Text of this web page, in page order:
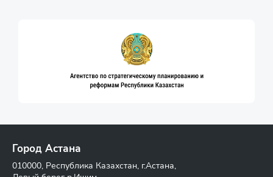
Город Астана
010000, Республика Казахстан, г.Астана,